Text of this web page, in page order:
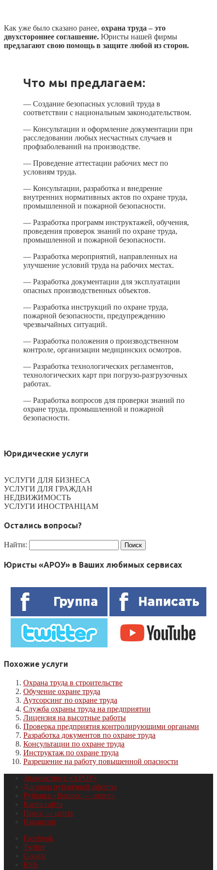
Как уже было сказано ранее, охрана труда – это
двухстороннее соглашение. Юристы нашей фирмы
предлагают свою помощь в защите любой из сторон.
Что мы предлагаем:
— Создание безопасных условий труда в
соответствии с национальным законодательством.
— Консультации и оформление документации при
расследовании любых несчастных случаев и
профзаболеваний на производстве.
— Проведение аттестации рабочих мест по
условиям труда.
— Консультации, разработка и внедрение
внутренних нормативных актов по охране труда,
промышленной и пожарной безопасности.
— Разработка программ инструктажей, обучения,
проведения проверок знаний по охране труда,
промышленной и пожарной безопасности.
— Разработка мероприятий, направленных на
улучшение условий труда на рабочих местах.
— Разработка документации для эксплуатации
опасных производственных объектов.
— Разработка инструкций по охране труда,
пожарной безопасности, предупреждению
чрезвычайных ситуаций.
— Разработка положения о производственном
контроле, организации медицинских осмотров.
— Разработка технологических регламентов,
технологических карт при погрузо-разгрузочных
работах.
— Разработка вопросов для проверки знаний по
охране труда, промышленной и пожарной
безопасности.
Юридические услуги
УСЛУГИ ДЛЯ БИЗНЕСА
УСЛУГИ ДЛЯ ГРАЖДАН
НЕДВИЖИМОСТЬ
УСЛУГИ ИНОСТРАНЦАМ
Остались вопросы?
Найти:
Юристы «АРОУ» в Ваших любимых сервисах
Похожие услуги
Охрана труда в строительстве
Обучение охране труда
Аутсорсинг по охране труда
Служба охраны труда на предприятии
Лицензия на высотные работы
Проверка предприятия контролирующими органами
Разработка документов по охране труда
Консультации по охране труда
Инструктаж по охране труда
Разрешение на работу повышенной опасности
Знакомство с «АРОУ»
Договор публичной оферты
Рубрика «Вопрос — ответ»
Карта сайта
Пресс — центр
Вакансии
Facebook
Twitter
Google
RSS